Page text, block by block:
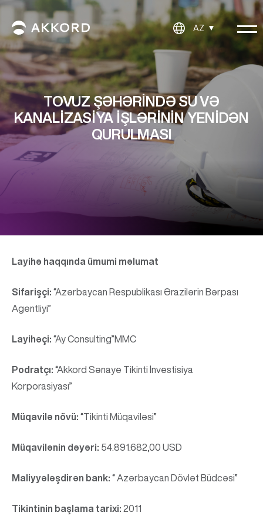
AZ
TOVUZ ŞƏHƏRINDƏ SU VƏ
KANALIZASIYA IŞLƏRININ YENIDƏN
QURULMASI
Layihə haqqında ümumi məlumat
Sifarişçi: “Azərbaycan Respublikası Ərazilərin Bərpası
Agentliyi”
Layihəçi: “Ay Consulting”MMC
Podratçı: “Akkord Sənaye Tikinti İnvestisiya
Korporasiyası”
Müqavilə növü: “Tikinti Müqaviləsi”
Müqavilənin dəyəri: 54.891.682,00 USD
Maliyyələşdirən bank: “ Azərbaycan Dövlət Büdcəsi”
Tikintinin başlama tarixi: 2011